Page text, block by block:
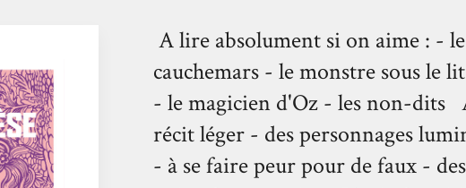
A lire absolument si on aime : -
cauchemars - le monstre sous le
- le magicien d'Oz - les non-dits
récit léger - des personnages
- à se faire peur pour de faux -